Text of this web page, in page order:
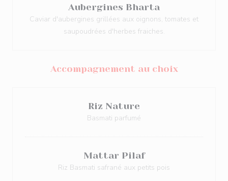
Aubergines Bharta
Caviar d'aubergines grillées aux oignons, tomates et
saupoudrées d'herbes fraiches.
Accompagnement au choix
Riz Nature
Basmati parfumé
Mattar Pilaf
Riz Basmati safrané aux petits pois